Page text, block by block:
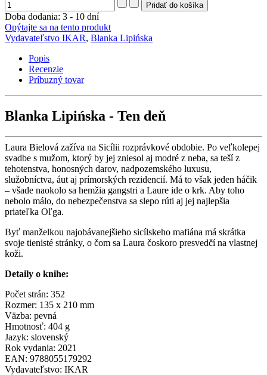
Doba dodania: 3 - 10 dní
Opýtajte sa na tento produkt
Vydavateľstvo IKAR, Blanka Lipińska
Popis
Recenzie
Príbuzný tovar
Blanka Lipińska - Ten deň
Laura Bielová zažíva na Sicílii rozprávkové obdobie. Po veľkolepej
svadbe s mužom, ktorý by jej zniesol aj modré z neba, sa teší z
tehotenstva, honosných darov, nadpozemského luxusu,
služobníctva, áut aj prímorských rezidencií. Má to však jeden háčik
– všade naokolo sa hemžia gangstri a Laure ide o krk. Aby toho
nebolo málo, do nebezpečenstva sa slepo rúti aj jej najlepšia
priateľka Oľga.
Byť manželkou najobávanejšieho sicílskeho mafiána má skrátka
svoje tienisté stránky, o čom sa Laura čoskoro presvedčí na vlastnej
koži.
Detaily o knihe:
Počet strán: 352
Rozmer: 135 x 210 mm
Väzba: pevná
Hmotnosť: 404 g
Jazyk: slovenský
Rok vydania: 2021
EAN: 9788055179292
Vydavateľstvo: IKAR